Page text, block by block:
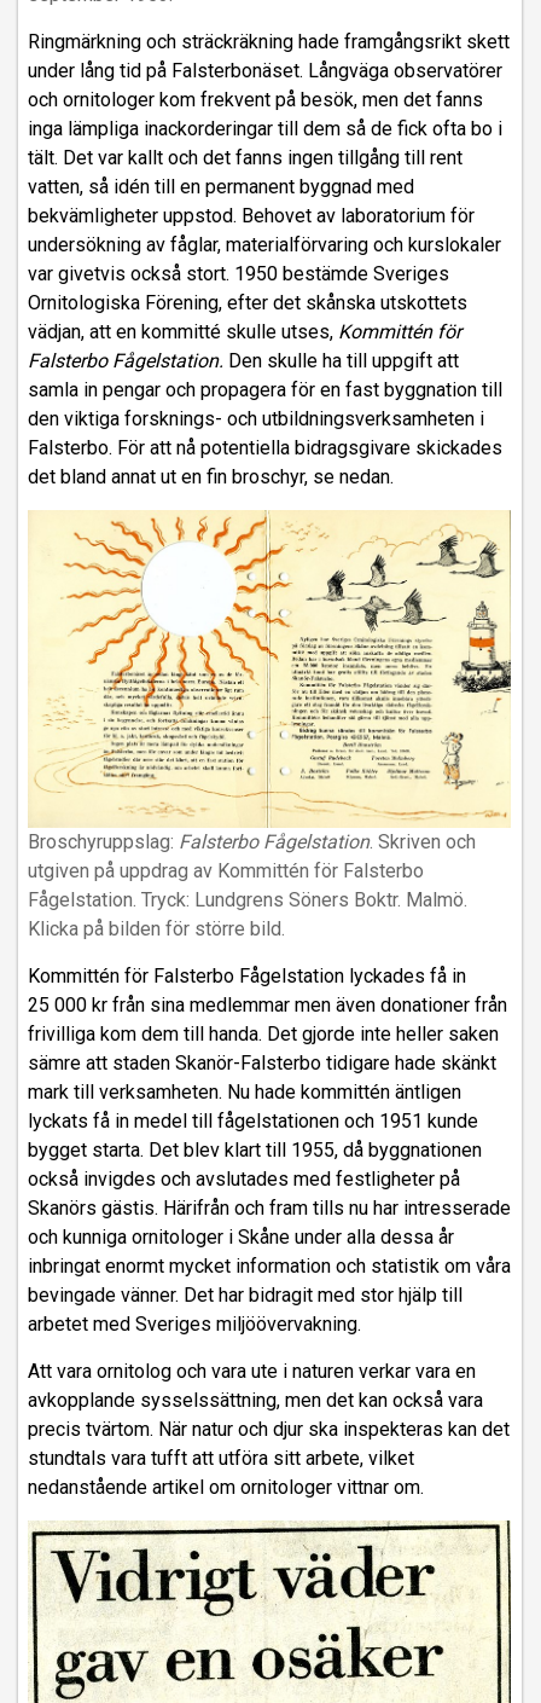
Ringmärkning och sträckräkning hade framgångsrikt skett
under lång tid på Falsterbonäset. Långväga observatörer
och ornitologer kom frekvent på besök, men det fanns
inga lämpliga inackorderingar till dem så de fick ofta bo i
tält. Det var kallt och det fanns ingen tillgång till rent
vatten, så idén till en permanent byggnad med
bekvämligheter uppstod. Behovet av laboratorium för
undersökning av fåglar, materialförvaring och kurslokaler
var givetvis också stort. 1950 bestämde Sveriges
Ornitologiska Förening, efter det skånska utskottets
vädjan, att en kommitté skulle utses, Kommittén för
Falsterbo Fågelstation. Den skulle ha till uppgift att
samla in pengar och propagera för en fast byggnation till
den viktiga forsknings- och utbildningsverksamheten i
Falsterbo. För att nå potentiella bidragsgivare skickades
det bland annat ut en fin broschyr, se nedan.
Broschyruppslag: Falsterbo Fågelstation. Skriven och
utgiven på uppdrag av Kommittén för Falsterbo
Fågelstation. Tryck: Lundgrens Söners Boktr. Malmö.
Klicka på bilden för större bild.
Kommittén för Falsterbo Fågelstation lyckades få in
25 000 kr från sina medlemmar men även donationer från
frivilliga kom dem till handa. Det gjorde inte heller saken
sämre att staden Skanör-Falsterbo tidigare hade skänkt
mark till verksamheten. Nu hade kommittén äntligen
lyckats få in medel till fågelstationen och 1951 kunde
bygget starta. Det blev klart till 1955, då byggnationen
också invigdes och avslutades med festligheter på
Skanörs gästis. Härifrån och fram tills nu har intresserade
och kunniga ornitologer i Skåne under alla dessa år
inbringat enormt mycket information och statistik om våra
bevingade vänner. Det har bidragit med stor hjälp till
arbetet med Sveriges miljöövervakning.
Att vara ornitolog och vara ute i naturen verkar vara en
avkopplande sysselssättning, men det kan också vara
precis tvärtom. När natur och djur ska inspekteras kan det
stundtals vara tufft att utföra sitt arbete, vilket
nedanstående artikel om ornitologer vittnar om.